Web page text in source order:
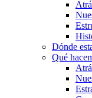
Dónde
Qué